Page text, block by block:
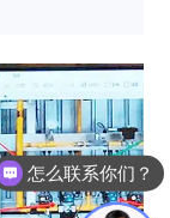
怎么联系你们？